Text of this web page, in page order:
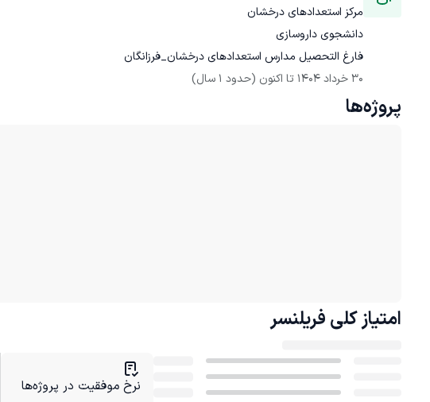
مرکز استعدادهای درخشان
فارغ التحصیل مدارس استعدادهای درخشان_فرزانگان
30 خرداد 1404
تا اکنون (حدود 1 سال)
پروژه‌ها
امتیاز کلی فریلنسر
نرخ موفقیت در پروژه‌ها